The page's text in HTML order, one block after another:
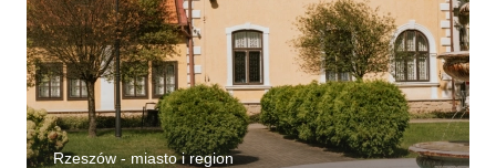
Rzeszów - miasto i region